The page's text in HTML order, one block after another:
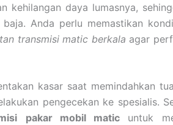
kehilangan daya lumasnya,
Anda perlu memastikan
transmisi matic berkala agar
kasar saat memindahkan
pengecekan ke spesialis.
pakar mobil matic untuk